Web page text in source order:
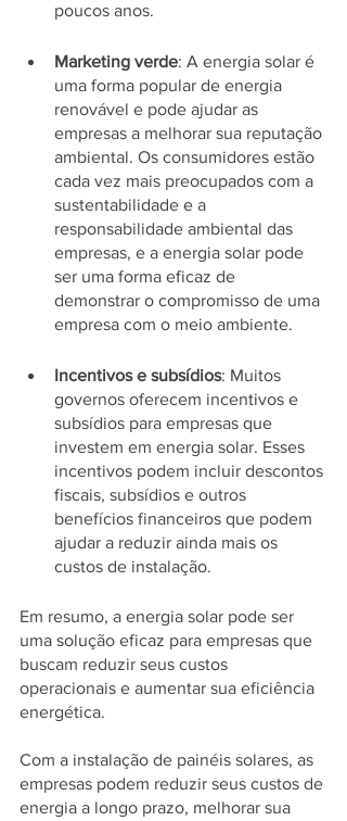
poucos anos.
Marketing verde: A energia solar é
uma forma popular de energia
renovável e pode ajudar as
empresas a melhorar sua reputação
ambiental. Os consumidores estão
cada vez mais preocupados com a
sustentabilidade e a
responsabilidade ambiental das
empresas, e a energia solar pode
ser uma forma eficaz de
demonstrar o compromisso de uma
empresa com o meio ambiente.
Incentivos e subsídios: Muitos
governos oferecem incentivos e
subsídios para empresas que
investem em energia solar. Esses
incentivos podem incluir descontos
fiscais, subsídios e outros
benefícios financeiros que podem
ajudar a reduzir ainda mais os
custos de instalação.
Em resumo, a energia solar pode ser
uma solução eficaz para empresas que
buscam reduzir seus custos
operacionais e aumentar sua eficiência
energética.
Com a instalação de painéis solares, as
empresas podem reduzir seus custos de
energia a longo prazo, melhorar sua